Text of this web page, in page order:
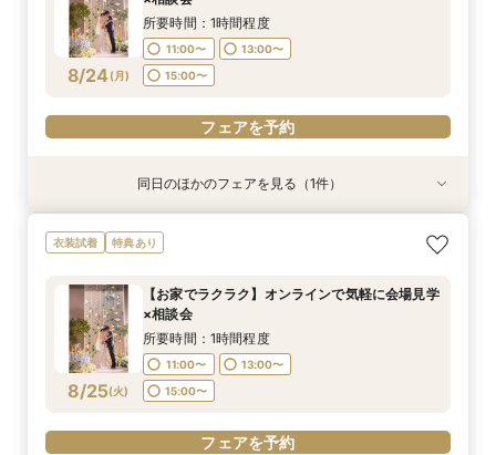
8/23(日)
フェアを予約
8/23(日)
フェアを予約
8/23(日) 15:00〜
フェアを予約
8/23(日)
フェアを予約
8/23(日)
フェアを予約
8/24 (月)
所要時間：1時間程度
11:00〜
13:00〜
15:00〜
フェアを予約
8/24(月)
＼サクッと60分で結婚式のことがわかる／時短
ウエディングフェア
9:30〜
フェアを予約
同日のほかのフェアを見る（1件）
衣装試着 特典あり
8/25(火)
【お家でラクラク】オンラインで気軽に会場見学
×相談会
所要時間：1時間程度
11:00〜
13:00〜
15:00〜
フェアを予約